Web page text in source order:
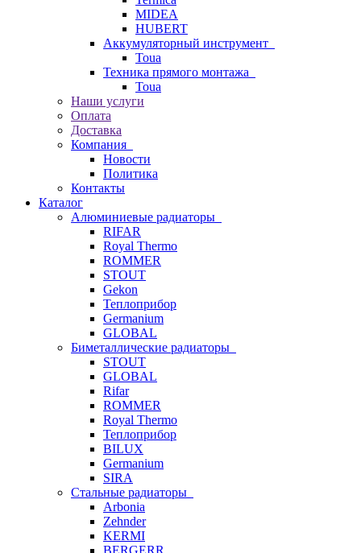
MIDEA
HUBERT
Аккумуляторный инструмент
Toua
Техника прямого монтажа
Toua
Наши услуги
Оплата
Доставка
Компания
Новости
Политика
Контакты
Каталог
Алюминиевые радиаторы
RIFAR
Royal Thermo
ROMMER
STOUT
Gekon
Теплоприбор
Germanium
GLOBAL
Биметаллические радиаторы
STOUT
GLOBAL
Rifar
ROMMER
Royal Thermo
Теплоприбор
BILUX
Germanium
SIRA
Стальные радиаторы
Arbonia
Zehnder
KERMI
BERGERR